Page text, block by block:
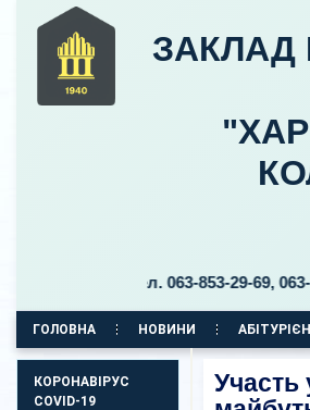
ЗАКЛАД
30 тел. 063-853-29-69, 063-
ГОЛОВНА НОВИНИ
КОРОНАВІРУС
COVID-19
Участь